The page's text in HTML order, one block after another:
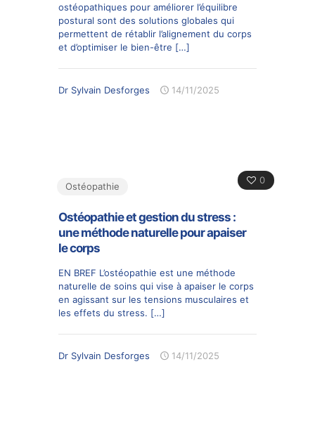
ostéopathiques pour améliorer l’équilibre
postural sont des solutions globales qui
permettent de rétablir l’alignement du corps
et d’optimiser le bien-être […]
Dr Sylvain Desforges 14/11/2025
0
Ostéopathie
Ostéopathie et gestion du stress :
une méthode naturelle pour apaiser
le corps
EN BREF L’ostéopathie est une méthode
naturelle de soins qui vise à apaiser le corps
en agissant sur les tensions musculaires et
les effets du stress. […]
Dr Sylvain Desforges 14/11/2025